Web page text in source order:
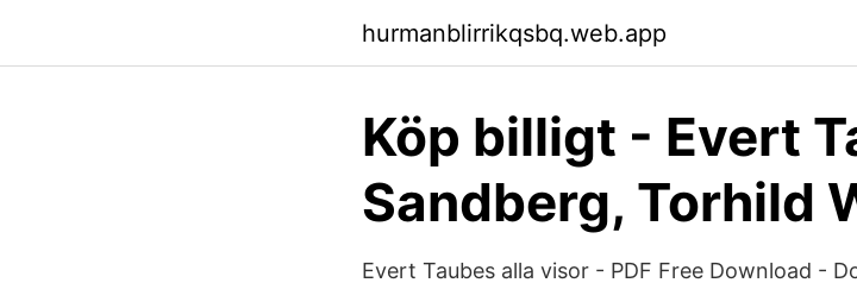
hurmanblirrikqsbq.web.app
Köp billigt - Evert
Sandberg, Torhild
Evert Taubes alla visor - PDF Free Download -